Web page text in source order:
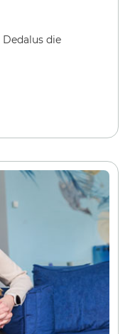
Dedalus die